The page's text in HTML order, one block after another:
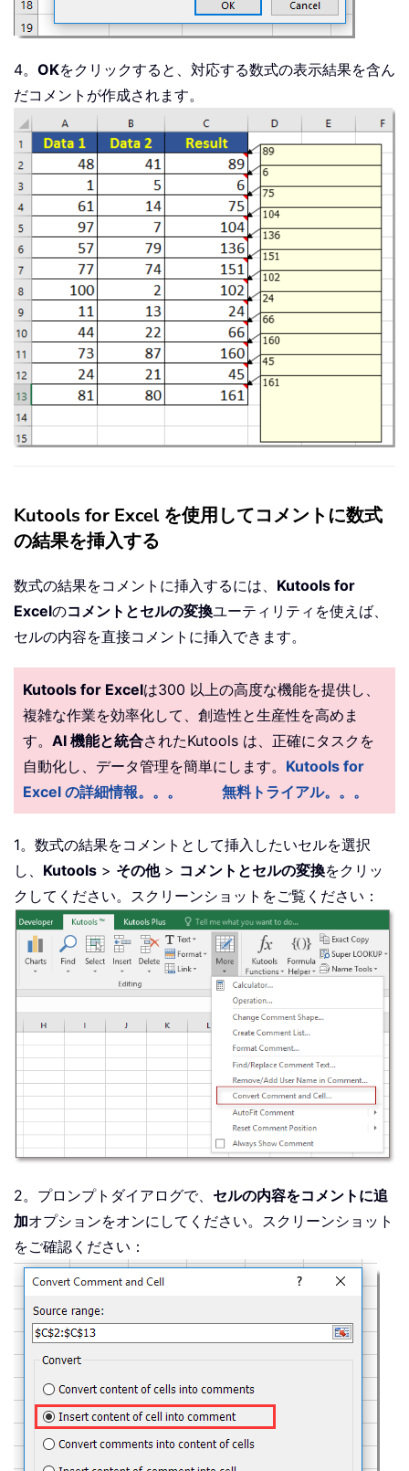
4。 OKをクリックすると、対応する数式の表示結果を含ん
だコメントが作成されます。
Kutools for Excel を使用してコメントに数式
の結果を挿入する
数式の結果をコメントに挿入するには、 Kutools for
Excelのコメントとセルの変換ユーティリティを使えば、
セルの内容を直接コメントに挿入できます。
Kutools for Excelは300 以上の高度な機能を提供し、
複雑な作業を効率化して、創造性と生産性を高めま
す。 AI 機能と統合されたKutools は、正確にタスクを
自動化し、データ管理を簡単にします。 Kutools for
Excel の詳細情報。。。
無料トライアル。。。
1。数式の結果をコメントとして挿入したいセルを選択
し、 Kutools > その他> コメントとセルの変換をクリッ
クしてください。スクリーンショットをご覧ください：
2。プロンプトダイアログで、 セルの内容をコメントに追
加オプションをオンにしてください。スクリーンショット
をご確認ください：